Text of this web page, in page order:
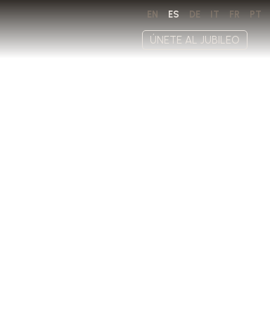
EN ES DE IT FR PT
ÚNETE AL JUBILEO